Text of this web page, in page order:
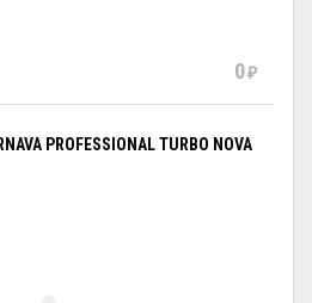
0₽
PROFESSIONAL TURBO NOVA